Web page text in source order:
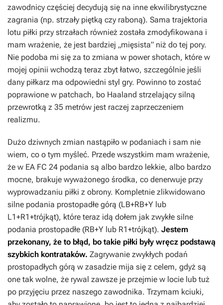
zawodnicy częściej decydują się na inne ekwilibrystyczne
zagrania (np. strzały piętką czy raboną). Sama trajektoria
lotu piłki przy strzałach również została zmodyfikowana i
mam wrażenie, że jest bardziej „mięsista” niż do tej pory.
Nie podoba mi się za to zmiana w power shotach, które w
mojej opinii wchodzą teraz zbyt łatwo, szczególnie jeśli
dany piłkarz ma odpowiedni styl gry. Powinno to zostać
poprawione w patchach, bo Haaland strzelający silną
przewrotką z 35 metrów jest raczej zaprzeczeniem
realizmu.
Dużo dziwnych zmian nastąpiło w podaniach i sam nie
wiem, co o tym myśleć. Przede wszystkim mam wrażenie,
że w EA FC 24 podania są albo bardzo lekkie, albo bardzo
mocne, brakuje wyważonego środka, co denerwuje przy
wyprowadzaniu piłki z obrony. Kompletnie zlikwidowano
silne podania prostopadłe górą (LB+RB+Y lub
L1+R1+trójkąt), które teraz idą dołem jak zwykłe silne
podania prostopadłe (RB+Y lub R1+trójkąt). Jestem
przekonany, że to błąd, bo takie piłki były wręcz podstawą
szybkich kontrataków. Zagrywanie zwykłych podań
prostopadłych górą w zasadzie mija się z celem, gdyż są
one tak wolne, że rywal zawsze je przejmie w locie lub tuż
po przyjęciu przez naszego zawodnika. Trzymam kciuki,